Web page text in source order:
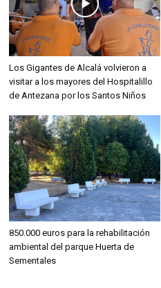
Los Gigantes de Alcalá volvieron a
visitar a los mayores del Hospitalillo
de Antezana por los Santos Niños
850.000 euros para la rehabilitación
ambiental del parque Huerta de
Sementales